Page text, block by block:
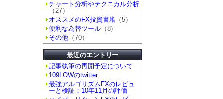
チャート分析やテクニカル分析
（27）
オススメのFX投資書籍 （5）
便利な為替ツール （8）
その他 （70）
最近のエントリー
記事執筆の再開予定について
109LOWのtwitter
最強アルゴリズムFXのレビュ
ーと検証：10年11月の評価